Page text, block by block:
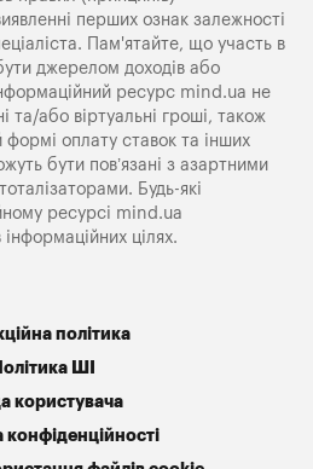
перших ознак залежності
Пам'ятайте, що участь в
джерелом доходів або
ресурс mind.ua не
та/або віртуальні гроші, також
формі оплату ставок та інших
бути пов’язані з азартними
Будь-які
ресурсі mind.ua
цілях.
політика
ШІ
користувача
конфіденційності